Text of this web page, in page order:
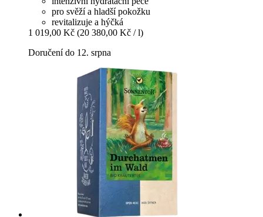
pro svěží a hladší pokožku
revitalizuje a hýčká
1 019,00 Kč (20 380,00 Kč / l)
Doručení do 12. srpna